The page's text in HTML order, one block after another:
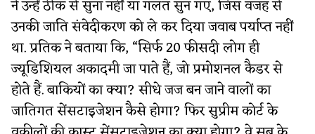
ने उन्हें ठीक से सुना नहीं या गलत सुन गए, जिस वजह से
उनकी जाति संवेदीकरण को ले कर दिया जवाब पर्याप्त नहीं
था. प्रतिक ने बताया कि, “सिर्फ 20 फीसदी लोग ही
ज्यूडिशियल अकादमी जा पाते हैं, जो प्रमोशनल कैडर से
होते हैं. बाकियों का क्या? सीधे जज बन जाने वालों का
जातिगत सेंसटाइजेशन कैसे होगा? फिर सुप्रीम कोर्ट के